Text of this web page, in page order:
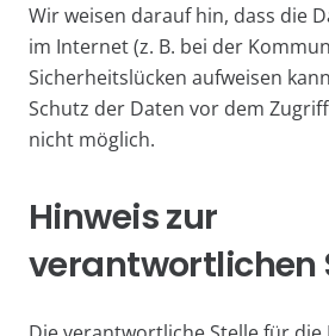
Wir weisen darauf hin, dass die
im Internet (z. B. bei der
Sicherheitslücken aufweisen
Schutz der Daten vor dem
nicht möglich.
Hinweis zur
verantwortlichen